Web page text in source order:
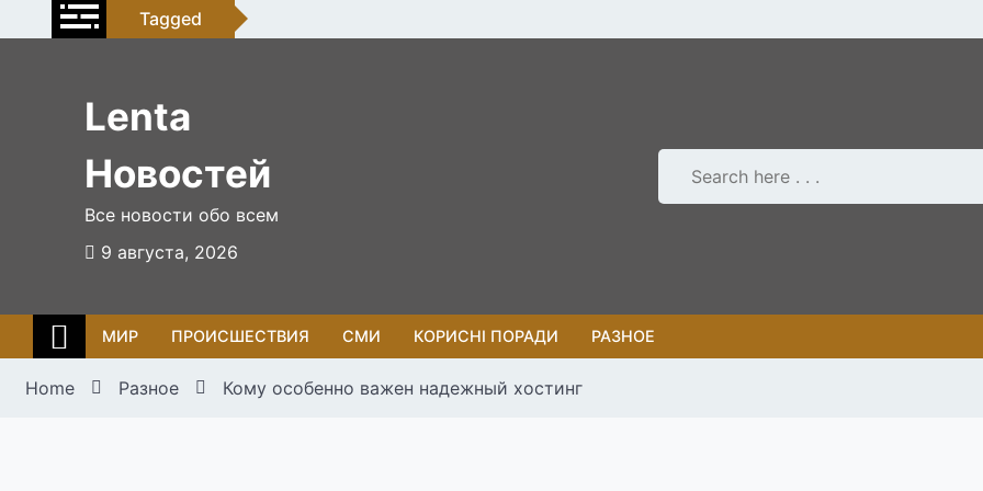
to
Tagged
Lenta
Новостей
Все новости обо всем
9 августа, 2026
МИР ПРОИСШЕСТВИЯ СМИ КОРИСНІ ПОРАДИ РАЗНОЕ
Home Разное Кому особенно важен надежный хостинг